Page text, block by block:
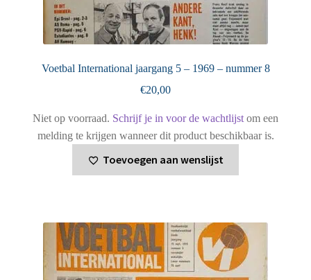
Voetbal International jaargang 5 – 1969 – nummer 8
€20,00
Niet op voorraad. Schrijf je in voor de wachtlijst om een
melding te krijgen wanneer dit product beschikbaar is.
Toevoegen aan wenslijst